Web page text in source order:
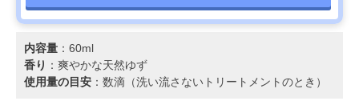
内容量 ：60ml
香り ：爽やかな天然ゆず
使用量の目安 ：数滴（洗い流さないトリートメントのとき）